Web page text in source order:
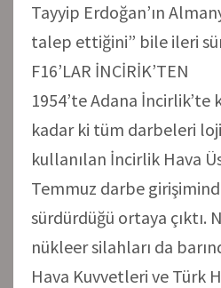
Tayyip Erdoğan’ın
talep ettiğini” bile ileri
F16’LAR İNCİRİK’TEN
1954’te Adana
kadar ki tüm darbeleri
kullanılan İncirlik Hava
Temmuz darbe
sürdürdüğü ortaya çıktı.
nükleer silahları da
Hava Kuvvetleri ve Türk